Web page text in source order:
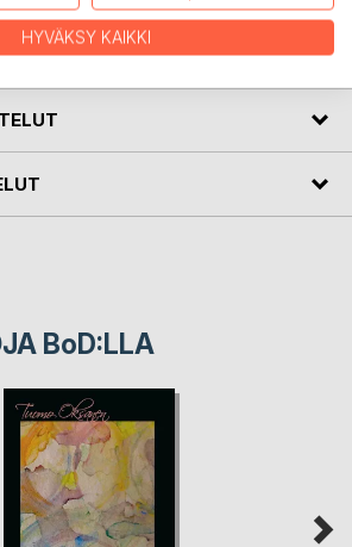
BoD:LLA
HYVÄKSY KAIKKI